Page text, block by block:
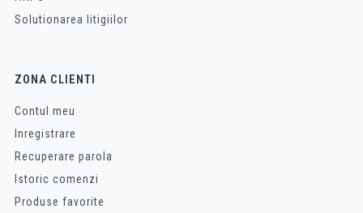
Solutionarea litigiilor
ZONA CLIENTI
Contul meu
Inregistrare
Recuperare parola
Istoric comenzi
Produse favorite